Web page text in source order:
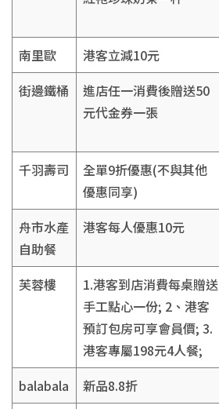
南里歐
港客立減10元
街邊鐵桶
進店任一消費後贈送50
元代金券一張
千羽壽司
全單9折優惠(不與其他
優惠同享)
舟市水產
自助餐
港客每人優惠10元
芙蓉樓
1.港客到店消費每桌贈送
手工點心一份; 2、港客
預訂包房可享會員價; 3.
港客專屬198元4人餐;
balabala
新品8.8折